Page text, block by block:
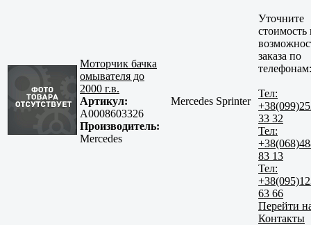
Моторчик бачка
омывателя до
2000 г.в.
Артикул:
A0008603326
Производитель:
Mercedes
Mercedes Sprinter
Уточните
стоимость
заказа по
телефонам:
Тел:
33 32
Тел:
83 13
Тел:
63 66
Перейти
Контакты